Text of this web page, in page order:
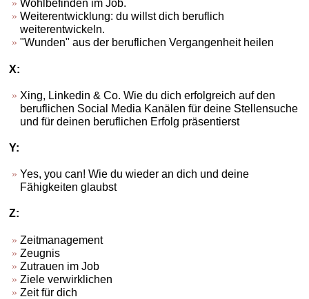
Wohlbefinden im Job.
Weiterentwicklung: du willst dich beruflich
weiterentwickeln.
"Wunden" aus der beruflichen Vergangenheit heilen
X:
Xing, Linkedin & Co. Wie du dich erfolgreich auf den
beruflichen Social Media Kanälen für deine Stellensuche
und für deinen beruflichen Erfolg präsentierst
Y:
Yes, you can! Wie du wieder an dich und deine
Fähigkeiten glaubst
Z:
Zeitmanagement
Zeugnis
Zutrauen im Job
Ziele verwirklichen
Zeit für dich